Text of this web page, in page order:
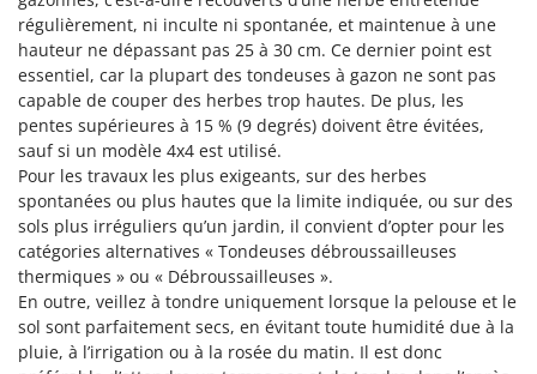
régulièrement, ni inculte ni spontanée, et maintenue à une
hauteur ne dépassant pas 25 à 30 cm. Ce dernier point est
essentiel, car la plupart des tondeuses à gazon ne sont pas
capable de couper des herbes trop hautes. De plus, les
pentes supérieures à 15 % (9 degrés) doivent être évitées,
sauf si un modèle 4x4 est utilisé.
Pour les travaux les plus exigeants, sur des herbes
spontanées ou plus hautes que la limite indiquée, ou sur des
sols plus irréguliers qu’un jardin, il convient d’opter pour les
catégories alternatives « Tondeuses débroussailleuses
thermiques » ou « Débroussailleuses ».
En outre, veillez à tondre uniquement lorsque la pelouse et le
sol sont parfaitement secs, en évitant toute humidité due à la
pluie, à l’irrigation ou à la rosée du matin. Il est donc